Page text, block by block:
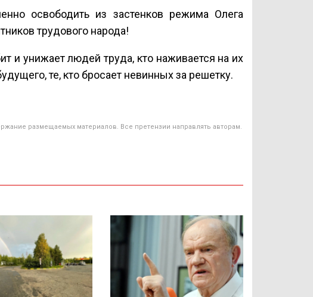
освободить из застенков режима Олега
трудового народа!
и унижает людей труда, кто наживается на их
те, кто бросает невинных за решетку.
размещаемых материалов. Все претензии направлять авторам.